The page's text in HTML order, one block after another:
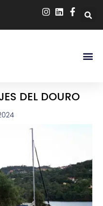
DEL DOURO